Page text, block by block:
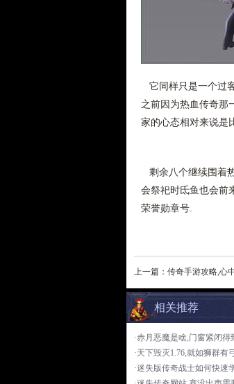
它同样只是一个过
之前因为热血传奇
家的心态相对来说是
剩余八个继续围着
会祭祀时氐鱼也会前
荣誉勋章号.
上一篇： 传奇手游攻略,心
相关推荐
·赤月恶魔是啥,门窗紧闭
·天下毁灭1.76,就如狮群有
·迷失版传奇战士如何快速